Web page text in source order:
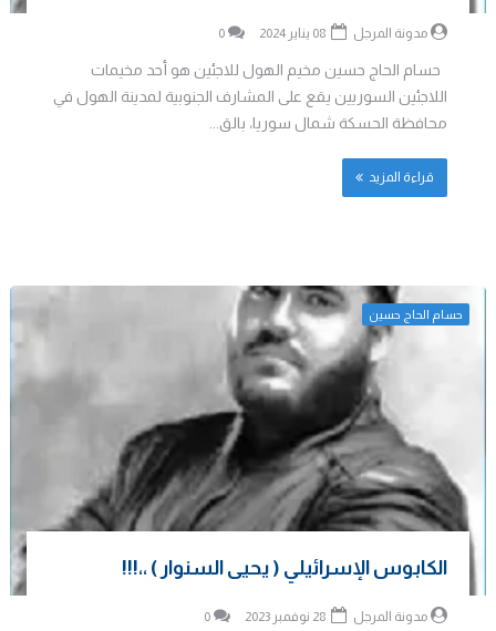
مدونة المرجل 0
حسام الحاج حسين مخيم الهول للاجئين هو أحد مخيمات
اللاجئين السوريين يقع على المشارف الجنوبية لمدينة الهول في
محافظة الحسكة شمال سوريا، بالق...
قراءة المزيد
حسام الحاج حسين
الكابوس الإسرائيلي ( يحيى السنوار ) ،،!!!
مدونة المرجل 0